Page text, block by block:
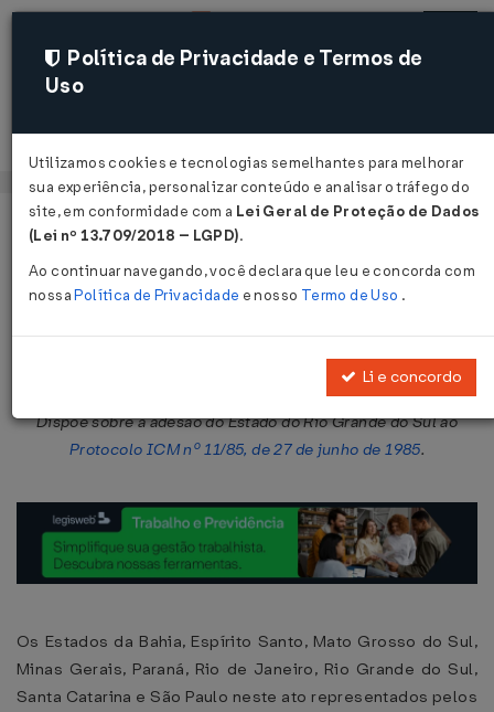
Acessar
Página Inicial Legislações
Protocolo ICM nº 37 de 11/12/1985
Publicado no DOU em 17 dez 1985
Dispõe sobre a adesão do Estado do Rio Grande do Sul ao
Protocolo ICM nº 11/85, de 27 de junho de 1985.
Os Estados da Bahia, Espírito Santo, Mato Grosso do Sul,
Minas Gerais, Paraná, Rio de Janeiro, Rio Grande do Sul,
Santa Catarina e São Paulo neste ato representados pelos
Política de Privacidade e Termos de
Uso
Utilizamos cookies e tecnologias semelhantes para melhorar
sua experiência, personalizar conteúdo e analisar o tráfego do
site, em conformidade com a Lei Geral de Proteção de Dados
(Lei nº 13.709/2018 – LGPD).
Ao continuar navegando, você declara que leu e concorda com
nossaPolítica de Privacidade e nosso Termo de Uso .
Li e concordo